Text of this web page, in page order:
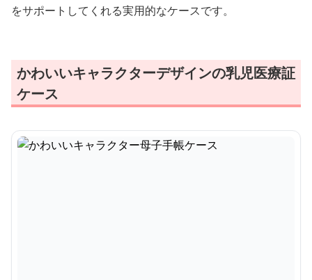
をサポートしてくれる実用的なケースです。
かわいいキャラクターデザインの乳児医療証
ケース